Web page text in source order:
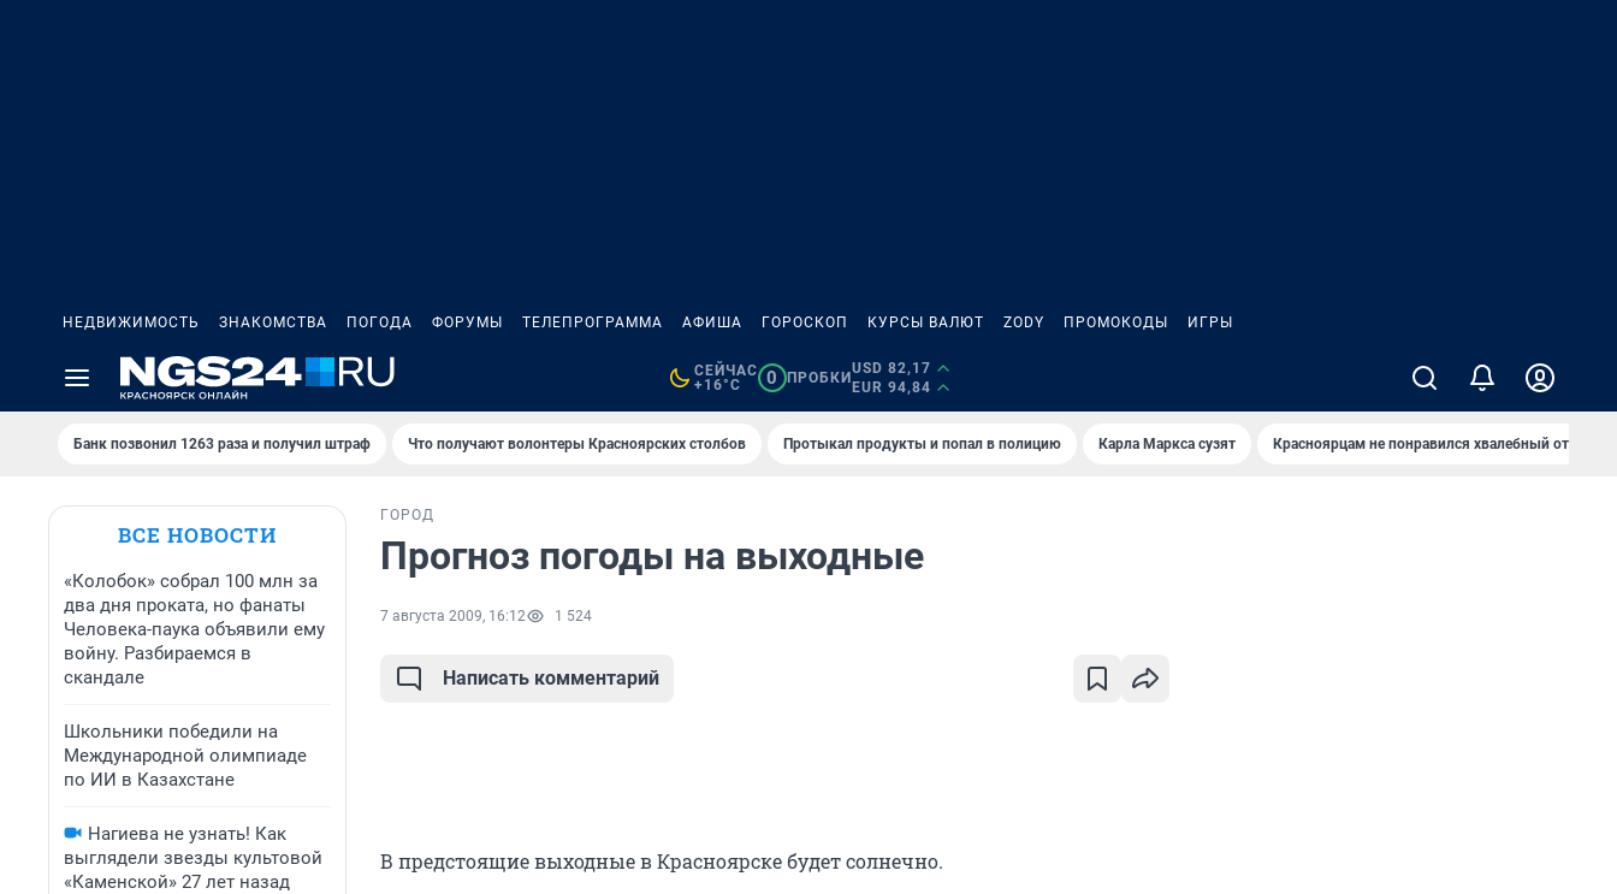
НЕДВИЖИМОСТЬ ЗНАКОМСТВА ПОГОДА ФОРУМЫ ТЕЛЕПРОГРАММА АФИША ГОРОСКОП КУРСЫ ВАЛЮТ ZODY ПРОМОКОДЫ ИГРЫ
СЕЙЧАС
+16°C
0 ПРОБКИ
USD 82,17
EUR 94,84
Банк позвонил 1263 раза и получил штраф Что получают волонтеры Красноярских столбов Протыкал продукты и попал в полицию Карла Маркса сузят Красноярцам не понравился хвалебный отзыв о
ВСЕ НОВОСТИ
«Колобок» собрал 100 млн за
два дня проката, но фанаты
Человека-паука объявили ему
войну. Разбираемся в
скандале
Школьники победили на
Международной олимпиаде
по ИИ в Казахстане
Нагиева не узнать! Как
выглядели звезды культовой
«Каменской» 27 лет назад
ГОРОД
Прогноз погоды на выходные
7 августа 2009, 16:12 1 524
Написать комментарий
В предстоящие выходные в Красноярске будет солнечно.